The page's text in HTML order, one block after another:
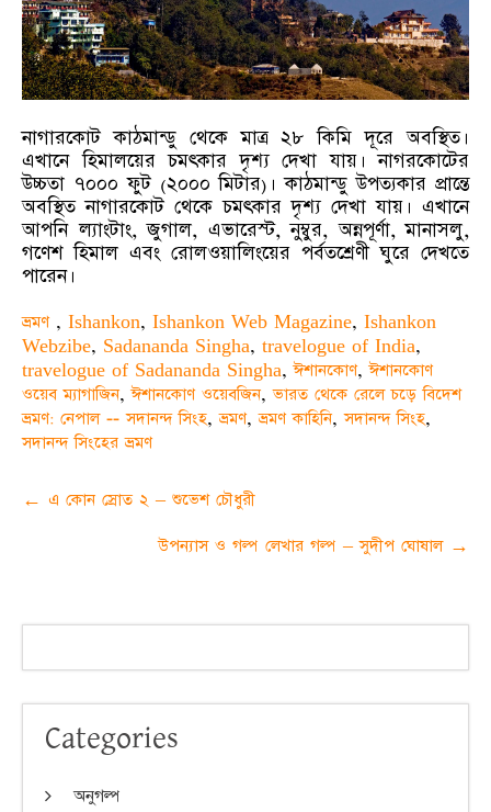
নাগারকোট কাঠমান্ডু থেকে মাত্র ২৮ কিমি দূরে অবস্থিত।
এখানে হিমালয়ের চমৎকার দৃশ্য দেখা যায়। নাগরকোটের
উচ্চতা ৭০০০ ফুট (২০০০ মিটার)। কাঠমান্ডু উপত্যকার প্রান্তে
অবস্থিত নাগারকোট থেকে চমৎকার দৃশ্য দেখা যায়। এখানে
আপনি ল্যাংটাং, জুগাল, এভারেস্ট, নুম্বুর, অন্নপূর্ণা, মানাসলু,
গণেশ হিমাল এবং রোলওয়ালিংয়ের পর্বতশ্রেণী ঘুরে দেখতে
পারেন।
ভ্রমণ , Ishankon, Ishankon Web Magazine, Ishankon
Webzibe, Sadananda Singha, travelogue of India,
travelogue of Sadananda Singha,ঈশানকোণ,ঈশানকোণ
ওয়েব ম্যাগাজিন,ঈশানকোণ ওয়েবজিন,ভারত থেকে রেলে চড়ে বিদেশ
ভ্রমণ: নেপাল -- সদানন্দ সিংহ,ভ্রমণ,ভ্রমণ কাহিনি,সদানন্দ সিংহ,
সদানন্দ সিংহের ভ্রমণ
Post
← এ কোন স্রোত ২ – শুভেশ চৌধুরী
উপন্যাস ও গল্প লেখার গল্প – সুদীপ ঘোষাল →
Categories
অনুগল্প